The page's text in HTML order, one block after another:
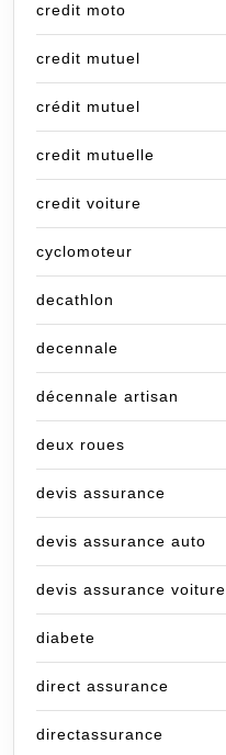
credit moto
credit mutuel
crédit mutuel
credit mutuelle
credit voiture
cyclomoteur
decathlon
decennale
décennale artisan
deux roues
devis assurance
devis assurance auto
devis assurance voiture
diabete
direct assurance
directassurance